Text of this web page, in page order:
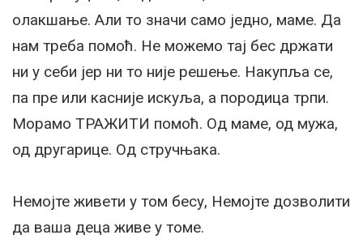
олакшање. Али то значи само једно, маме. Да
нам треба помоћ. Не можемо тај бес држати
ни у себи јер ни то није решење. Накупља се,
па пре или касније искуља, а породица трпи.
Морамо ТРАЖИТИ помоћ. Од маме, од мужа,
од другарице. Од стручњака.
Немојте живети у том бесу, Немојте дозволити
да ваша деца живе у томе.